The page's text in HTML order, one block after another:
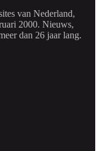
van Nederland,
2000. Nieuws,
dan 26 jaar lang.